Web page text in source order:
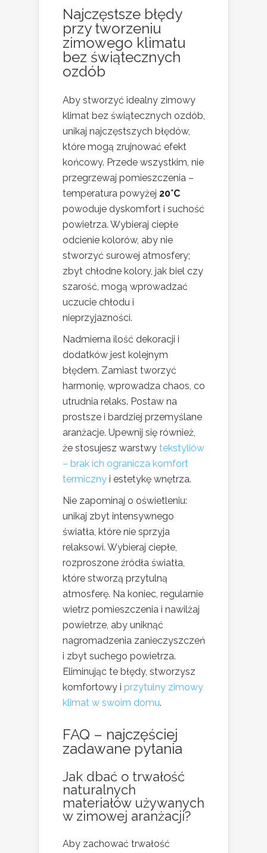
Najczęstsze błędy
przy tworzeniu
zimowego klimatu
bez świątecznych
ozdób
Aby stworzyć idealny zimowy
klimat bez świątecznych ozdób,
unikaj najczęstszych błędów,
które mogą zrujnować efekt
końcowy. Przede wszystkim, nie
przegrzewaj pomieszczenia –
temperatura powyżej 20°C
powoduje dyskomfort i suchość
powietrza. Wybieraj ciepłe
odcienie kolorów, aby nie
stworzyć surowej atmosfery;
zbyt chłodne kolory, jak biel czy
szarość, mogą wprowadzać
uczucie chłodu i
nieprzyjazności.
Nadmierna ilość dekoracji i
dodatków jest kolejnym
błędem. Zamiast tworzyć
harmonię, wprowadza chaos, co
utrudnia relaks. Postaw na
prostsze i bardziej przemyślane
aranżacje. Upewnij się również,
że stosujesz warstwy tekstyliów
– brak ich ogranicza komfort
termiczny i estetykę wnętrza.
Nie zapominaj o oświetleniu:
unikaj zbyt intensywnego
światła, które nie sprzyja
relaksowi. Wybieraj ciepłe,
rozproszone źródła światła,
które stworzą przytulną
atmosferę. Na koniec, regularnie
wietrz pomieszczenia i nawilżaj
powietrze, aby uniknąć
nagromadzenia zanieczyszczeń
i zbyt suchego powietrza.
Eliminując te błędy, stworzysz
komfortowy i przytulny zimowy
klimat w swoim domu.
FAQ – najczęściej
zadawane pytania
Jak dbać o trwałość
naturalnych
materiałów używanych
w zimowej aranżacji?
Aby zachować trwałość